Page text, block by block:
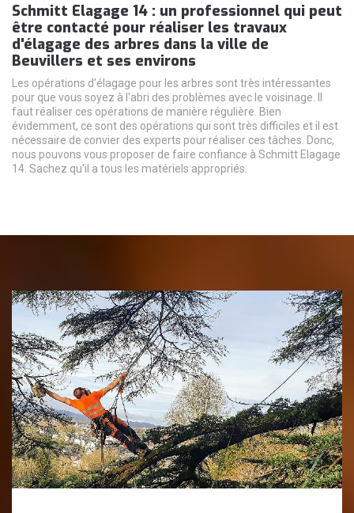
Schmitt Elagage 14 : un professionnel qui peut
être contacté pour réaliser les travaux
d'élagage des arbres dans la ville de
Beuvillers et ses environs
Les opérations d'élagage pour les arbres sont très intéressantes
pour que vous soyez à l'abri des problèmes avec le voisinage. Il
faut réaliser ces opérations de manière régulière. Bien
évidemment, ce sont des opérations qui sont très difficiles et il est
nécessaire de convier des experts pour réaliser ces tâches. Donc,
nous pouvons vous proposer de faire confiance à Schmitt Elagage
14. Sachez qu'il a tous les matériels appropriés.